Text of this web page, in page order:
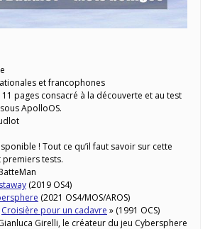
et francophones
pages consacré à la découverte et au test
ApolloOS.
! Tout ce qu’il faut savoir sur cette
tests.
(2019 OS4)
(2021 OS4/MOS/AROS)
Croisière pour un cadavre » (1991 OCS)
Girelli, le créateur du jeu Cybersphere